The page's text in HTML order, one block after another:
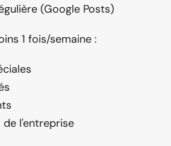
(Google Posts)
1 fois/semaine :
l'entreprise